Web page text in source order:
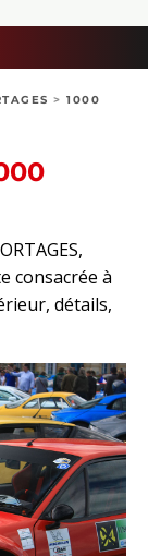
> 1000
consacrée à
détails,